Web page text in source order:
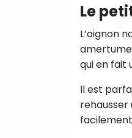
Le
L’oignon
qui en fait
Il est
rehausser